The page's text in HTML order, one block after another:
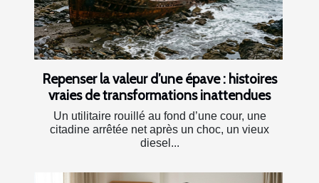
Repenser la valeur d’une épave : histoires
vraies de transformations inattendues
Un utilitaire rouillé au fond d’une cour, une
citadine arrêtée net après un choc, un vieux
diesel...